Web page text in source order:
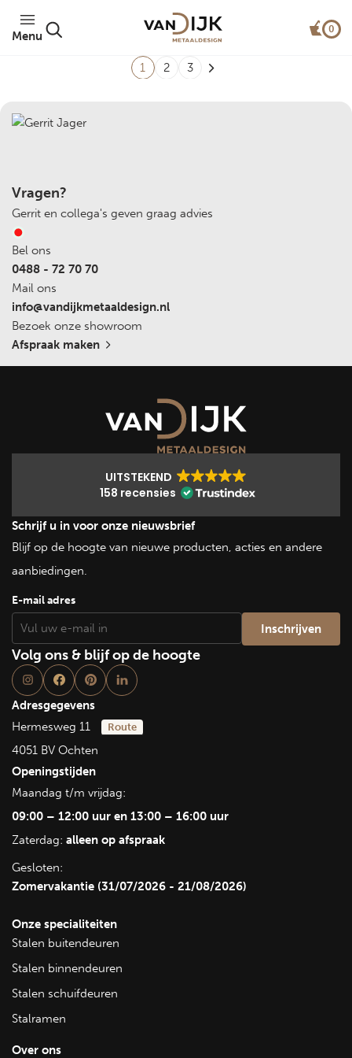
Menu
0
1 2 3
Vragen?
Gerrit en collega's geven graag advies
Bel ons
0488 - 72 70 70
Mail ons
info@vandijkmetaaldesign.nl
Bezoek onze showroom
Afspraak maken
UITSTEKEND
158 recensies
Schrijf u in voor onze nieuwsbrief
Blijf op de hoogte van nieuwe producten, acties en andere
aanbiedingen.
E-mail adres
Volg ons & blijf op de hoogte
Adresgegevens
Hermesweg 11
Route
4051 BV Ochten
Openingstijden
Maandag t/m vrijdag:
09:00 – 12:00 uur en 13:00 – 16:00 uur
Zaterdag: alleen op afspraak
Gesloten:
Zomervakantie (31/07/2026 - 21/08/2026)
Onze specialiteiten
Stalen buitendeuren
Stalen binnendeuren
Stalen schuifdeuren
Stalramen
Over ons